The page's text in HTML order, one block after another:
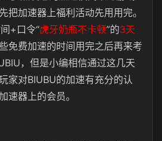
把加速器上福利活动先用用完。
+口令“虎牙奶瓶不卡顿”的3天
免费加速的时间用完之后再来考
，但是小编相信通过这几天
家对BIUBU的加速有充分的认
速器上的会员。